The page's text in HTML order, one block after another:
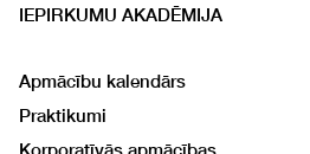
IEPIRKUMU AKADĒMIJA
Apmācību kalendārs
Praktikumi
Korporatīvās apmācības